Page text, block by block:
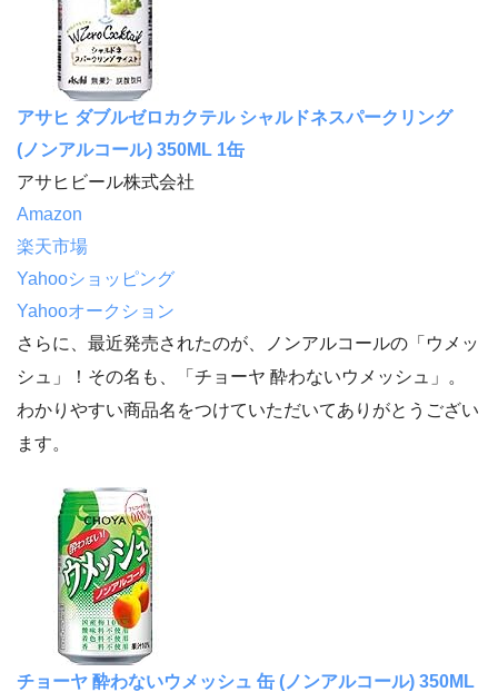
アサヒ ダブルゼロカクテル シャルドネスパークリング
(ノンアルコール) 350ML 1缶
アサヒビール株式会社
Amazon
楽天市場
Yahooショッピング
Yahooオークション
さらに、最近発売されたのが、ノンアルコールの「ウメッ
シュ」！その名も、「チョーヤ 酔わないウメッシュ」。
わかりやすい商品名をつけていただいてありがとうござい
ます。
チョーヤ 酔わないウメッシュ 缶 (ノンアルコール) 350ML